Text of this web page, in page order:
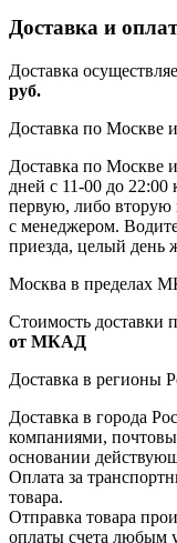
Доставка и
Доставка
руб.
Доставка по Москве
Доставка по Москве
дней с 11-00 до
первую, либо вторую
с менеджером.
приезда, целый день
Москва в пределах
Стоимость доставки
от МКАД
Доставка в регионы
Доставка в города
компаниями,
основании
Оплата за
товара.
Отправка товара
оплаты счета любым